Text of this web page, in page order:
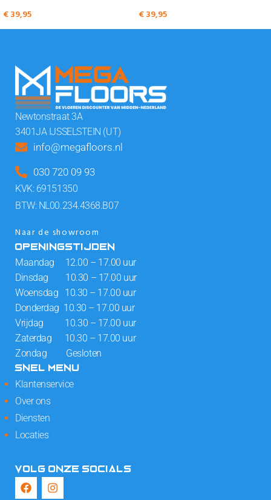
€39,95 €39,95
Newtonstraat 3A
3401JA IJSSELSTEIN (UT)
info@megafloors.nl
030 720 09 93
KVK: 69151350
BTW: NL00.234.4368.B07
Naar de showroom
OPENINGSTIJDEN
Maandag 12.00 – 17.00 uur
Dinsdag 10.30 – 17.00 uur
Woensdag 10.30 – 17.00 uur
Donderdag 10.30 – 17.00 uur
Vrijdag 10.30 – 17.00 uur
Zaterdag 10.30 – 17.00 uur
Zondag Gesloten
SNEL MENU
Klantenservice
Over ons
Diensten
Locaties
VOLG ONZE SOCIALS